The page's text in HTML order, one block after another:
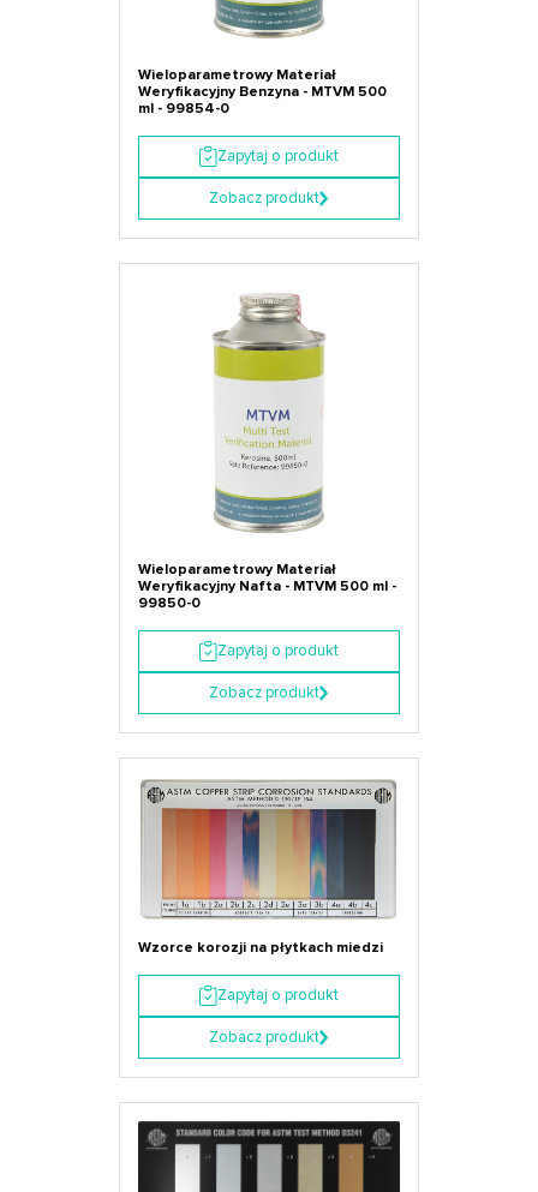
Wieloparametrowy Materiał
Weryfikacyjny Benzyna - MTVM 500
ml - 99854-0
Zapytaj o produkt
Zobacz produkt
Wieloparametrowy Materiał
Weryfikacyjny Nafta - MTVM 500 ml -
99850-0
Zapytaj o produkt
Zobacz produkt
Wzorce korozji na płytkach miedzi
Zapytaj o produkt
Zobacz produkt